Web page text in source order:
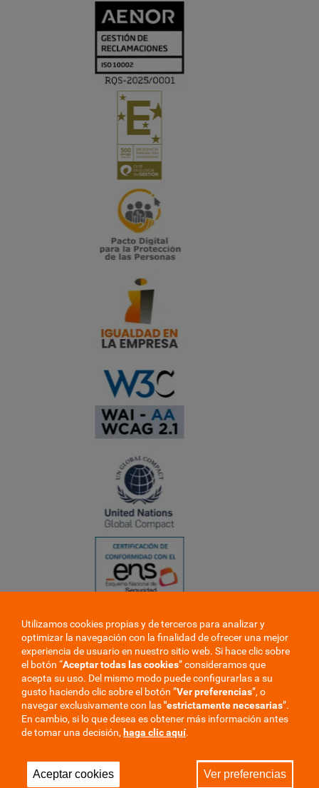
❮
❯
Privacidad Cookies
Utilizamos cookies propias y de terceros para analizar y
optimizar la navegación con la finalidad de ofrecer una mejor
experiencia de usuario en nuestro sitio web. Si hace clic sobre
el botón “Aceptar todas las cookies” consideramos que
acepta su uso. Del mismo modo puede configurarlas a su
gusto haciendo clic sobre el botón ”Ver preferencias”, o
navegar exclusivamente con las"estrictamentenecesarias”.
En cambio, si lo que desea es obtener más información antes
de tomar una decisión, haga clic aquí.
Aceptar cookies Ver preferencias